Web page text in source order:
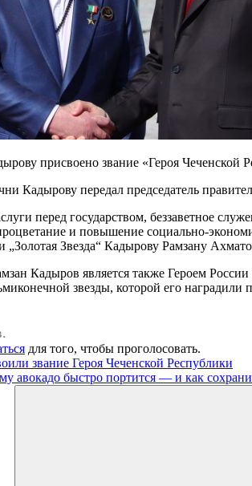
присвоено звание «Героя
Кадырову передал председатель
перед государством, беззаветное
и повышение социально-
„Золотая Звезда“ Кадырову Рамзану
Кадыров является также Героем
звезды, которой его
для того, чтобы проголосовать.
звание Героя Чеченской Республики
авокадо быстро портится — и как